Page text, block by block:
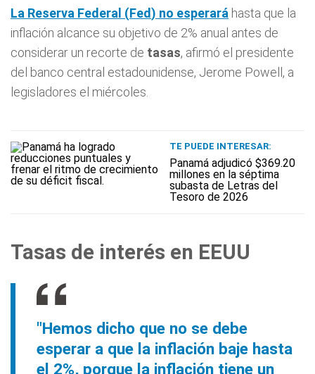
La Reserva Federal (Fed) no esperará hasta que la
inflación alcance su objetivo de 2% anual antes de
considerar un recorte de tasas, afirmó el presidente
del banco central estadounidense, Jerome Powell, a
legisladores el miércoles.
TE PUEDE INTERESAR:
Panamá adjudicó $369.20
millones en la séptima
subasta de Letras del
Tesoro de 2026
Tasas de interés en EEUU
"Hemos dicho que no se debe
esperar a que la inflación baje hasta
el 2%, porque la inflación tiene un